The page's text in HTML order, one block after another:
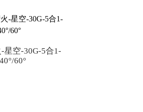
星空-30G-5合1-
60°